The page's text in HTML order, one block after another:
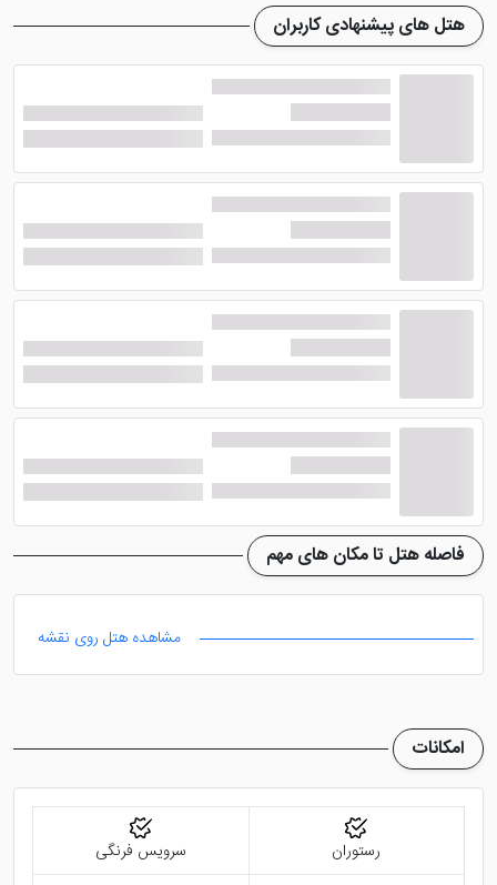
از امکاناتی که در داخل اتاق های این هتل وجود دارد می
توان به مواردی همچون سیستم سرمایشی و گرمایشی،
سیستم تهویه مطبوع، تلفن، اینترنت رایگان، دستگاه قهوه
ساز و چای ساز اشاره کرد. البته امکانات دیگری در داخل اتاق
ها طراحی شده که شامل منو بالش، حمام اختصاصی،
ملزومات بهداشتی، سشوار، تلویزیون صفحه تخت و ... می
امکانات هتل اوگلاکسی اوغلو پارک
بوتیک ازمیر
در هتل 4 ستاره اوگلاکسی اوغلو پارک بوتیک ازمیر
امکانات رفاهی بسیار خوبی وجود دارد که میهمانان را راضی
نگه داشته است. البته از این هتل نباید توقع امکاناتی
همچون مجموعه آبی یا سالن تناسب اندام را داشت. اما به
عنوان پیشنهاد جایگزین می توانید هتل آنمون چیگلی
ازمیر یا هتل رامادا سوئیت بای ویندهام ازمیر
رستوران و بار
از امکانات خوب این هتل می توان به رستوران آن اشاره کرد
که غذاهایی لذیذ و خوشمزه را ارائه می دهد. در رستوران هتل
فضایی زیبا و جذاب به چشم می خورد که لذت صرف غذا را
دوچندان می کند. پرسنل حرفه ای در سریع ترین زمان ممکن
هتل های پیشنهادی کاربران
فاصله هتل تا مکان های مهم
مشاهده هتل روی نقشه
امکانات
رستوران سرویس فرنگی